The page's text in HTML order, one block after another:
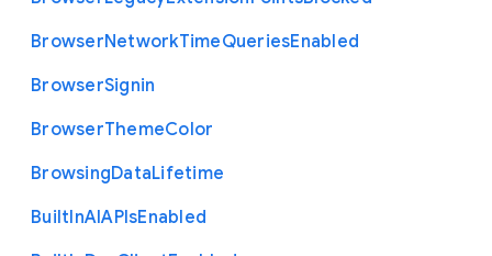
BrowserNetworkTimeQueriesEnabled
BrowserSignin
BrowserThemeColor
BrowsingDataLifetime
BuiltInAIAPIsEnabled